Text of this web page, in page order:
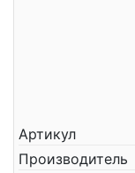
Артикул
Производитель